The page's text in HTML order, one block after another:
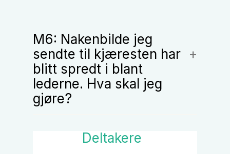
M6: Nakenbilde jeg
sendte til kjæresten har
blitt spredt i blant
lederne. Hva skal jeg
gjøre?
Deltakere